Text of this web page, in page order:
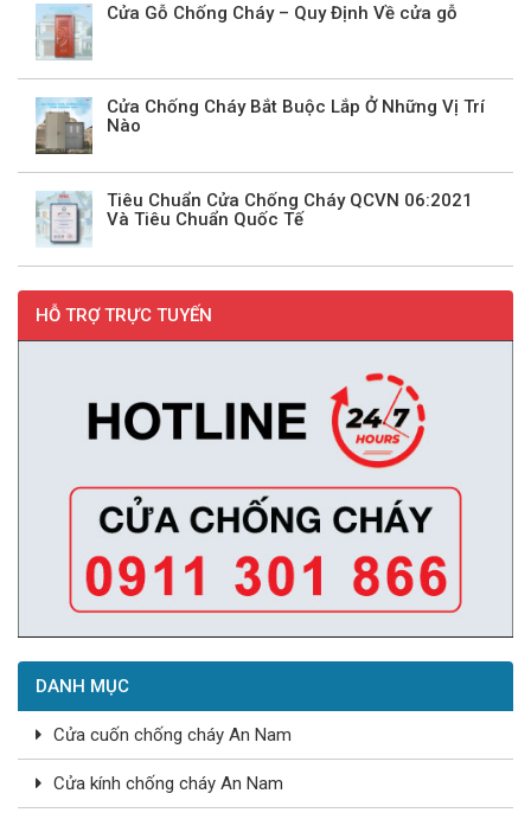
Cửa Gỗ Chống Cháy – Quy Định Về cửa gỗ
Cửa Chống Cháy Bắt Buộc Lắp Ở Những Vị Trí
Nào
Tiêu Chuẩn Cửa Chống Cháy QCVN 06:2021
Và Tiêu Chuẩn Quốc Tế
HỖ TRỢ TRỰC TUYẾN
DANH MỤC
Cửa cuốn chống cháy An Nam
Cửa kính chống cháy An Nam